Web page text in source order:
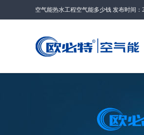
空气能热水工程空气能多少钱 发布时间：